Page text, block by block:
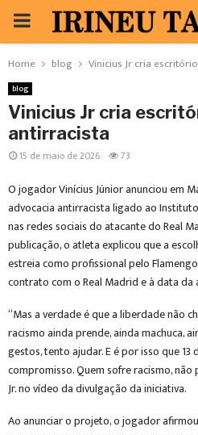
PRIMARY
MENU
Home blog Vinicius Jr cria
blog
Vinicius Jr cria
antirracista
15 de maio de 2026 73
O jogador Vinícius Júnior anunciou em
advocacia antirracista ligado ao
nas redes sociais do atacante do Real
publicação, o atleta explicou que a
estreia como profissional pelo
contrato com o Real Madrid e à data
“Mas a verdade é que a liberdade não
racismo ainda prende, ainda machuca,
gestos, tento ajudar. E é por isso que
compromisso. Quem sofre racismo,
Jr. no vídeo da divulgação da iniciativa.
Ao anunciar o projeto, o jogador